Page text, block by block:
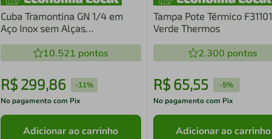
Cuba Tramontina GN 1/4 em
Aço Inox sem Alças
10.521 pontos
R$299,86 -11%
No pagamento com Pix
Adicionar ao carrinho
Tampa Pote Térmico F31101
Verde Thermos
2.300 pontos
R$ 65,55 -5%
No pagamento com Pix
Adicionar ao carrinho